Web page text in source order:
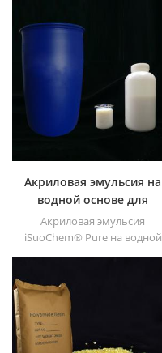
спирторастворимую
различных типов,
например, DT610, DT610A,
DT610H и dt6245
Акриловая эмульсия на
водной основе для
чернил
Акриловая эмульсия
iSuoChem® Pure на водной
используется для чернил и
OPV, УФ-грунтовок и
пластиковых красок.